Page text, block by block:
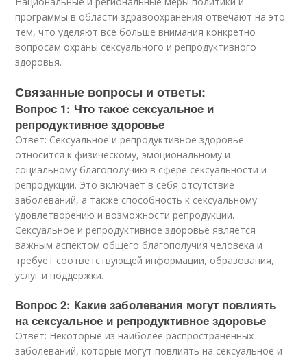
программы в области здравоохранения отвечают на это
тем, что уделяют все больше внимания конкретно
вопросам охраны сексуального и репродуктивного
здоровья.
Связанные вопросы и ответы:
Вопрос 1: Что такое сексуальное и
репродуктивное здоровье
Ответ: Сексуальное и репродуктивное здоровье
относится к физическому, эмоциональному и
социальному благополучию в сфере сексуальности и
репродукции. Это включает в себя отсутствие
заболеваний, а также способность к сексуальному
удовлетворению и возможности репродукции.
Сексуальное и репродуктивное здоровье является
важным аспектом общего благополучия человека и
требует соответствующей информации, образования,
услуг и поддержки.
Вопрос 2: Какие заболевания могут повлиять
на сексуальное и репродуктивное здоровье
Ответ: Некоторые из наиболее распространенных
заболеваний, которые могут повлиять на сексуальное и